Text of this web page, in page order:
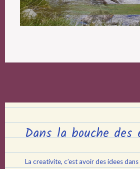
Dans la bouche des
La creativite, c’est avoir des idees